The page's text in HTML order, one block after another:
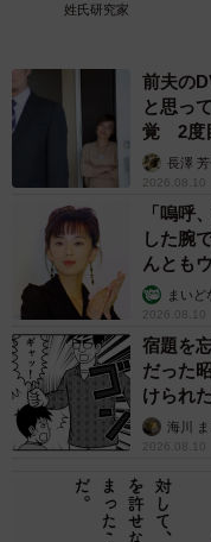
姓氏研究家
前夫の
と思っ
覚 2度
す【夫
長澤 芳
2026.08.10
「嗚
した腕
んとも
まいど
2026.08.10
宿題を
だった
けられ
海川 ま
2026.08.10